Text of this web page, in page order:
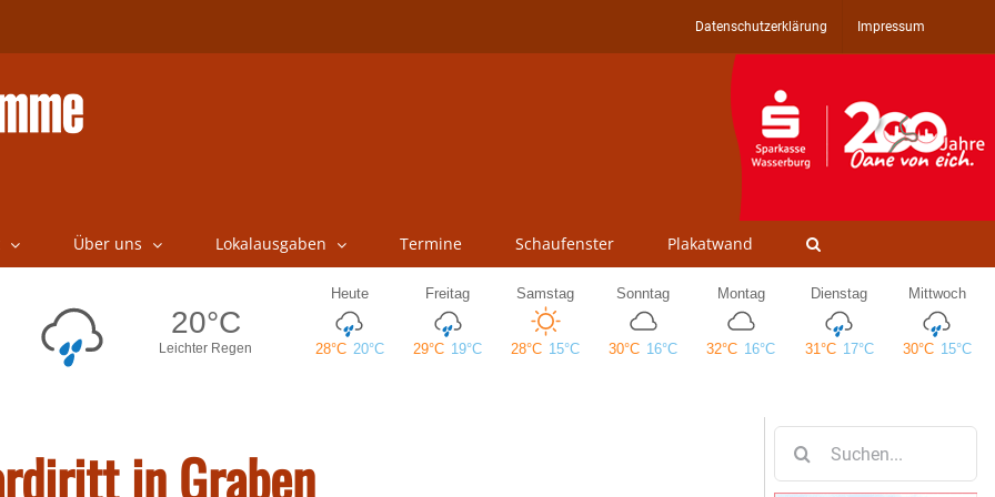
Datenschutzerklärung Impressum
Über uns Lokalausgaben Termine Schaufenster Plakatwand
in Graben
nach: